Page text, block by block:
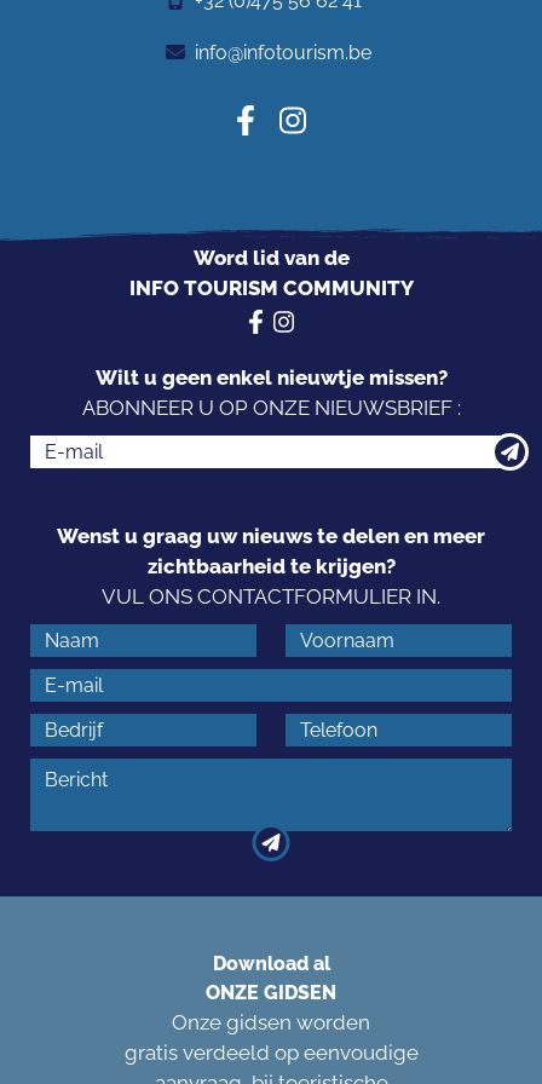
info@infotourism.be
Word lid van de
INFO TOURISM COMMUNITY
Wilt u geen enkel nieuwtje missen?
ABONNEER U OP ONZE NIEUWSBRIEF :
Wenst u graag uw nieuws te delen en meer
zichtbaarheid te krijgen?
VUL ONS CONTACTFORMULIER IN.
Download al
ONZE GIDSEN
Onze gidsen worden
gratis verdeeld op eenvoudige